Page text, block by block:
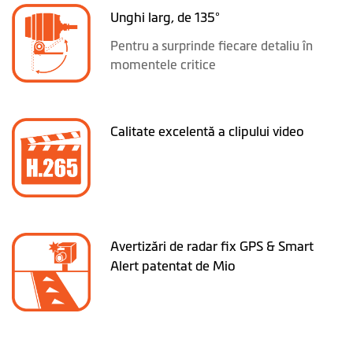
Unghi larg, de 135°
Pentru a surprinde fiecare detaliu în
momentele critice
Calitate excelentă a clipului video
Avertizări de radar fix GPS & Smart
Alert patentat de Mio